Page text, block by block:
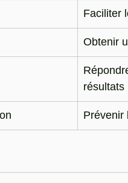
Faciliter
Obtenir
résultats
Prévenir